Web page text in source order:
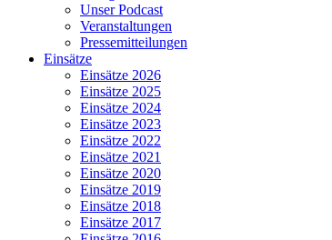
Unser Podcast
Veranstaltungen
Pressemitteilungen
Einsätze
Einsätze 2026
Einsätze 2025
Einsätze 2024
Einsätze 2023
Einsätze 2022
Einsätze 2021
Einsätze 2020
Einsätze 2019
Einsätze 2018
Einsätze 2017